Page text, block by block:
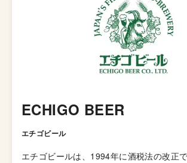
ECHIGO BEER
エチゴビール
エチゴビールは、1994年に酒税法の改正